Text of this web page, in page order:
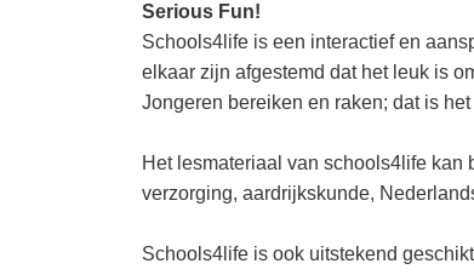
Serious Fun!
Schools4life is een interactief en
elkaar zijn afgestemd dat het leuk is
Jongeren bereiken en raken; dat is
Het lesmateriaal van schools4life
verzorging, aardrijkskunde,
Schools4life is ook uitstekend